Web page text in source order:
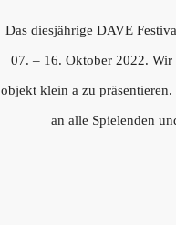
Das diesjährige DAVE
07. – 16. Oktober 2022.
objekt klein a zu
an alle Spielenden